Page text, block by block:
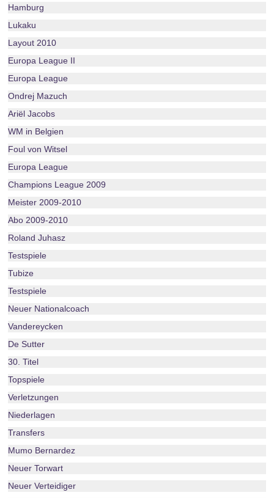
Hamburg
Lukaku
Layout 2010
Europa League II
Europa League
Ondrej Mazuch
Ariël Jacobs
WM in Belgien
Foul von Witsel
Europa League
Champions League 2009
Meister 2009-2010
Abo 2009-2010
Roland Juhasz
Testspiele
Tubize
Testspiele
Neuer Nationalcoach
Vandereycken
De Sutter
30. Titel
Topspiele
Verletzungen
Niederlagen
Transfers
Mumo Bernardez
Neuer Torwart
Neuer Verteidiger